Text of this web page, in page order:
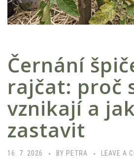
Černání
rajčat: proč
vznikají a
zastavit
16. 7. 2026 BY PETRA LEAVE A